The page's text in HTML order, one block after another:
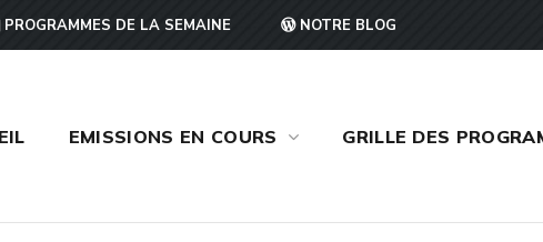
PROGRAMMES DE LA SEMAINE NOTRE BLOG
EMISSIONS EN COURS GRILLE DES